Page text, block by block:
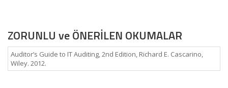
ZORUNLU ve ÖNERİLEN OKUMALAR
Auditor’s Guide to IT Auditing, 2nd Edition, Richard E. Cascarino,
Wiley. 2012.